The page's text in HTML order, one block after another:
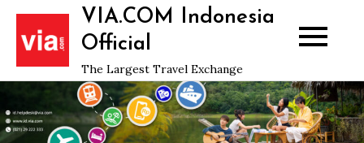
Skip
content
VIA.COM Indonesia
Official
The Largest Travel Exchange